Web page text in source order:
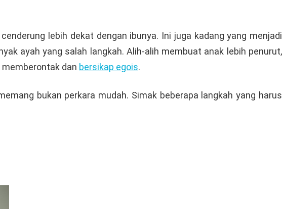
lebih dekat dengan ibunya. Ini juga kadang yang menjadi
ayah yang salah langkah. Alih-alih membuat anak lebih penurut,
dan bersikap egois.
bukan perkara mudah. Simak beberapa langkah yang harus